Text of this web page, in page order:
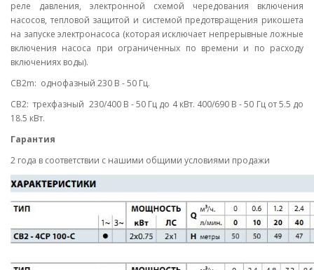
реле давления, электронной схемой чередования включения
насосов, тепловой защитой и системой предотвращения рикошета
на запуске электронасоса (которая исключает непрерывные ложные
включения насоса при ограниченных по времени и по расходу
включениях воды).
CB2m: однофазный 230 В - 50 Гц.
CB2: трехфазный 230/400 В - 50 Гц до 4 кВт. 400/690 В - 50 Гц от 5.5 до
18.5 кВт.
Гарантия
2 года в соответствии с нашими общими условиями продажи